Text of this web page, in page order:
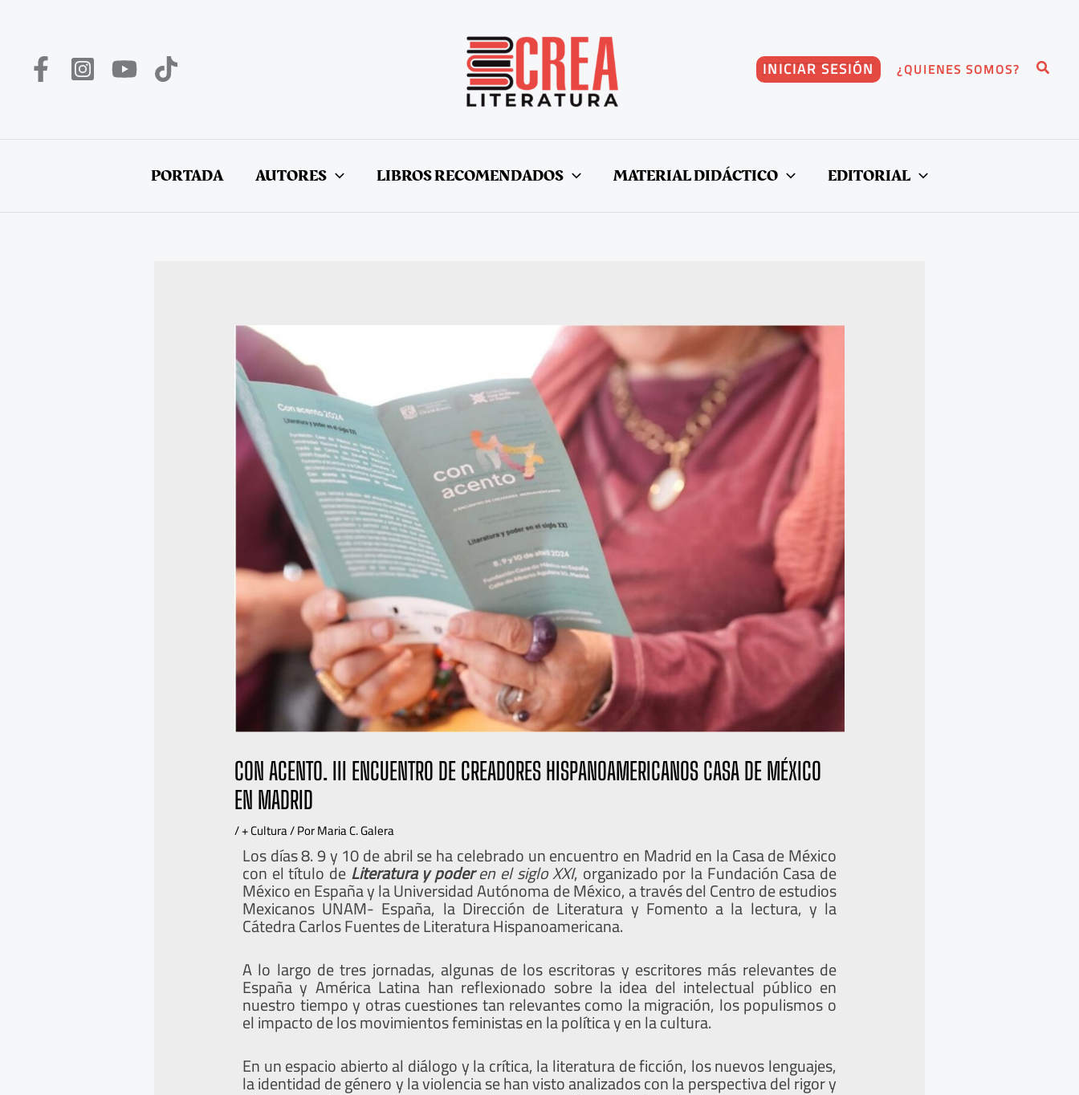
INICIAR SESIÓN ¿QUIENES SOMOS? Buscar
PORTADA AUTORES LIBROS RECOMENDADOS MATERIAL DIDÁCTICO EDITORIAL
CON ACENTO. III ENCUENTRO DE CREADORES HISPANOAMERICANOS CASA DE MÉXICO
EN MADRID
/+ Cultura/ PorMaria C. Galera
Los días 8. 9 y 10 de abril se ha celebrado un encuentro en Madrid en la Casa de México
con el título deLiteratura y poderen el siglo XXI, organizado por la Fundación Casa de
México en España y la Universidad Autónoma de México, a través del Centro de estudios
Mexicanos UNAM- España, la Dirección de Literatura y Fomento a la lectura, y la
Cátedra Carlos Fuentes de Literatura Hispanoamericana.
A lo largo de tres jornadas, algunas de los escritoras y escritores más relevantes de
España y América Latina han reflexionado sobre la idea del intelectual público en
nuestro tiempo y otras cuestiones tan relevantes como la migración, los populismos o
el impacto de los movimientos feministas en la política y en la cultura.
En un espacio abierto al diálogo y la crítica, la literatura de ficción, los nuevos lenguajes,
la identidad de género y la violencia se han visto analizados con la perspectiva del rigor y